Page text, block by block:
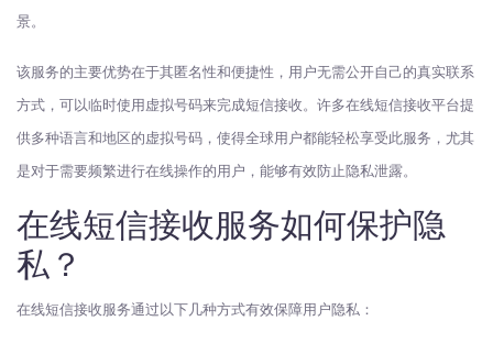
景。
该服务的主要优势在于其匿名性和便捷性，用户无需公开自己的真实联系
方式，可以临时使用虚拟号码来完成短信接收。许多在线短信接收平台提
供多种语言和地区的虚拟号码，使得全球用户都能轻松享受此服务，尤其
是对于需要频繁进行在线操作的用户，能够有效防止隐私泄露。
在线短信接收服务如何保护隐
私？
在线短信接收服务通过以下几种方式有效保障用户隐私：